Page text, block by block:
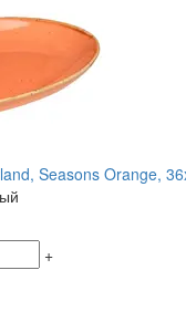
Seasons Orange,
+